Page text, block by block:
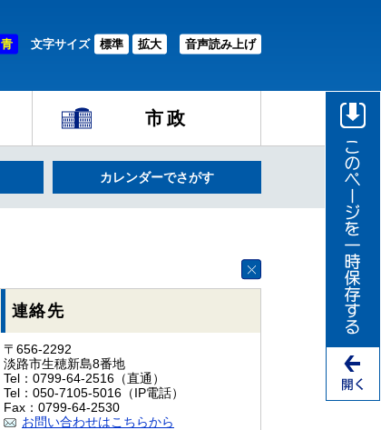
青 文字サイズ 標準 拡大 音声読み上げ
市政
カレンダーでさがす
連絡先
〒656-2292
淡路市生穂新島8番地
Tel：0799-64-2516 （直通）
Tel：050-7105-5016 （IP電話）
Fax：0799-64-2530
お問い合わせはこちらから